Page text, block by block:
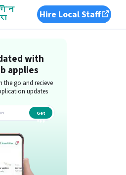
Hire Local Staff
with
applies
the go and recieve
updates
Get
app